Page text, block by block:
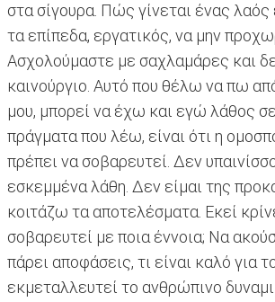
στα σίγουρα. Πώς γίνεται ένας
τα επίπεδα, εργατικός, να μην
Ασχολούμαστε με σαχλαμάρες και
καινούργιο. Αυτό που θέλω να πω
μου, μπορεί να έχω και εγώ λάθος
πράγματα που λέω, είναι ότι η
πρέπει να σοβαρευτεί. Δεν
εσκεμμένα λάθη. Δεν είμαι της
κοιτάζω τα αποτελέσματα. Εκεί
σοβαρευτεί με ποια έννοια; Να
πάρει αποφάσεις, τι είναι καλό για
εκμεταλλευτεί το ανθρώπινο